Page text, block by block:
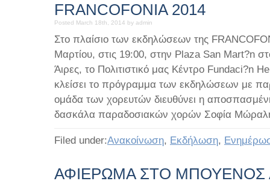
FRANCOFONIA 2014
Posted March 18th, 2014 by admin
Στο πλαίσιο των εκδηλώσεων της
Μαρτίου, στις 19:00, στην Plaza San Mart?n
Άιρες, το Πολιτιστικό μας Κέντρο Fundaci?n
κλείσει το πρόγραμμα των εκδηλώσεων με
ομάδα των χορευτών διευθύνει η
δασκάλα παραδοσιακών χορών Σοφία
Filed under:Ανακοίνωση, Εκδήλωση,
ΑΦΙΕΡΩΜΑ ΣΤΟ ΜΠΟΥΕΝΟΣ